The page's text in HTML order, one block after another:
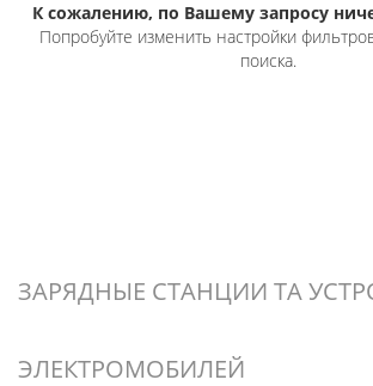
К сожалению, по Вашему запросу
Попробуйте изменить настройки
поиска.
ЗАРЯДНЫЕ СТАНЦИИ ТА
ЭЛЕКТРОМОБИЛЕЙ